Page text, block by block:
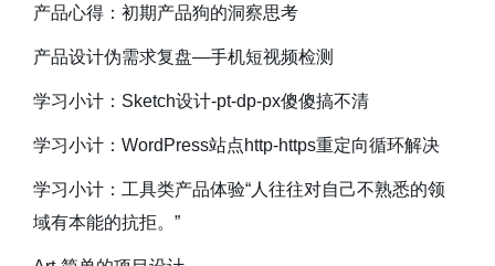
产品心得：初期产品狗的洞察思考
产品设计伪需求复盘—手机短视频检测
学习小计：Sketch设计-pt-dp-px傻傻搞不清
学习小计：WordPress站点http-https重定向循环解决
学习小计：工具类产品体验“人往往对自己不熟悉的领
域有本能的抗拒。”